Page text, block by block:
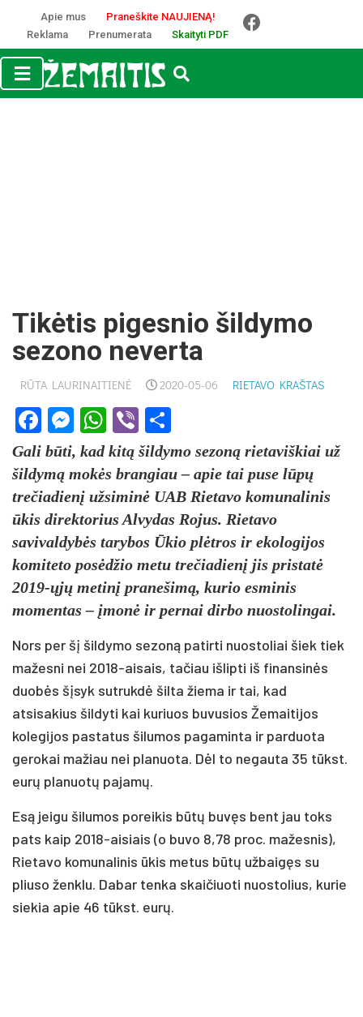
Apie mus
Praneškite NAUJIENĄ!
Reklama
Prenumerata Skaityti PDF
Tikėtis pigesnio šildymo
sezono neverta
RŪTA LAURINAITIENĖ 2020-05-06 RIETAVO KRAŠTAS
Facebook
Messenger
WhatsApp
Viber
Gali būti, kad kitą šildymo sezoną rietaviškiai už
šildymą mokės brangiau – apie tai puse lūpų
trečiadienį užsiminė UAB Rietavo komunalinis
ūkis direktorius Alvydas Rojus. Rietavo
savivaldybės tarybos Ūkio plėtros ir ekologijos
komiteto posėdžio metu trečiadienį jis pristatė
2019-ųjų metinį pranešimą, kurio esminis
momentas – įmonė ir pernai dirbo nuostolingai.
Nors per šį šildymo sezoną patirti nuostoliai šiek tiek
mažesni nei 2018-aisais, tačiau išlipti iš finansinės
duobės šįsyk sutrukdė šilta žiema ir tai, kad
atsisakius šildyti kai kuriuos buvusios Žemaitijos
kolegijos pastatus šilumos pagaminta ir parduota
gerokai mažiau nei planuota. Dėl to negauta 35 tūkst.
eurų planuotų pajamų.
Esą jeigu šilumos poreikis būtų buvęs bent jau toks
pats kaip 2018-aisiais (o buvo 8,78 proc. mažesnis),
Rietavo komunalinis ūkis metus būtų užbaigęs su
pliuso ženklu. Dabar tenka skaičiuoti nuostolius, kurie
siekia apie 46 tūkst. eurų.